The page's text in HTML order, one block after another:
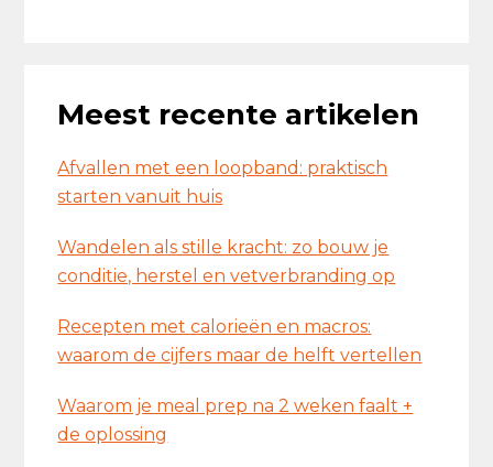
Meest recente artikelen
Afvallen met een loopband: praktisch
starten vanuit huis
Wandelen als stille kracht: zo bouw je
conditie, herstel en vetverbranding op
Recepten met calorieën en macros:
waarom de cijfers maar de helft vertellen
Waarom je meal prep na 2 weken faalt +
de oplossing